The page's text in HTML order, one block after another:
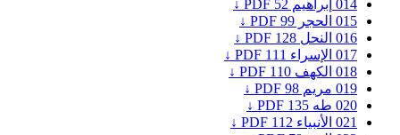
014 إبراهيم 52
PDF ↓
015 الحجر 99
PDF ↓
016 النحل 128
PDF ↓
017 الإسراء 111
PDF ↓
018 الكهف 110
PDF ↓
019 مريم 98
PDF ↓
020 طه 135
PDF ↓
021 الأنبياء 112
PDF ↓